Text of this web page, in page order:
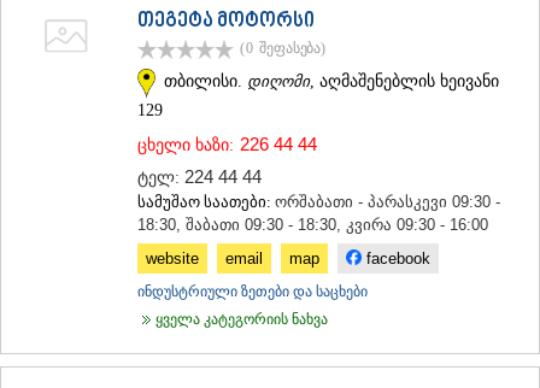
ᲡᲐᲛᲢᲠᲔᲓᲘᲐ
ᲡᲐᲩᲮᲔᲠᲔ
ᲓᲔᲓᲝᲤᲚᲘᲡᲬᲧᲐᲠᲝ
ᲡᲐᲒᲐᲠᲔᲯᲝ
თეგეტა მოტორსი
(0 შეფასება)
თბილისი. დიღომი, აღმაშენებლის ხეივანი
129
ცხელი ხაზი: 226 44 44
ტელ: 224 44 44
სამუშაო საათები: ორშაბათი - პარასკევი 09:30 -
18:30, შაბათი 09:30 - 18:30, კვირა 09:30 - 16:00
website
email map facebook
ინდუსტრიული ზეთები და საცხები
ყველა კატეგორიის ნახვა